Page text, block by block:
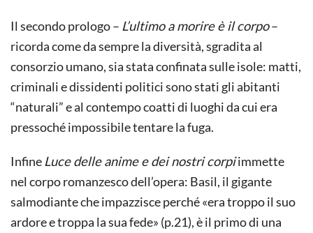
Il secondo prologo – L’ultimo a morire è il corpo–
ricorda come da sempre la diversità, sgradita al
consorzio umano, sia stata confinata sulle isole: matti,
criminali e dissidenti politici sono stati gli abitanti
“naturali” e al contempo coatti di luoghi da cui era
pressoché impossibile tentare la fuga.
Infine Luce delle anime e dei nostri corpiimmette
nel corpo romanzesco dell’opera: Basil, il gigante
salmodiante che impazzisce perché «era troppo il suo
ardore e troppa la sua fede» (p.21), è il primo di una